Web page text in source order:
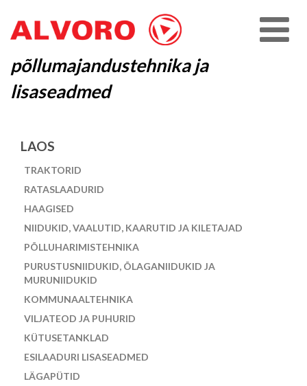
põllumajandustehnika ja
lisaseadmed
LAOS
TRAKTORID
RATASLAADURID
HAAGISED
NIIDUKID, VAALUTID, KAARUTID JA KILETAJAD
PÕLLUHARIMISTEHNIKA
PURUSTUSNIIDUKID, ÕLAGANIIDUKID JA
MURUNIIDUKID
KOMMUNAALTEHNIKA
VILJATEOD JA PUHURID
KÜTUSETANKLAD
ESILAADURI LISASEADMED
LÄGAPÜTID